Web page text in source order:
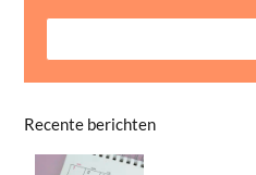
Recente berichten